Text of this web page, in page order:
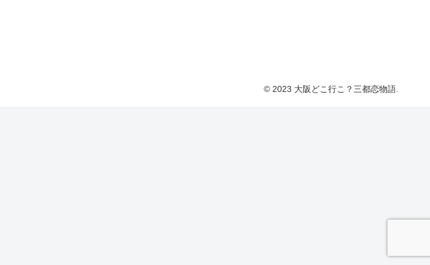
© 2023 大阪どこ行こ？三都恋物語.